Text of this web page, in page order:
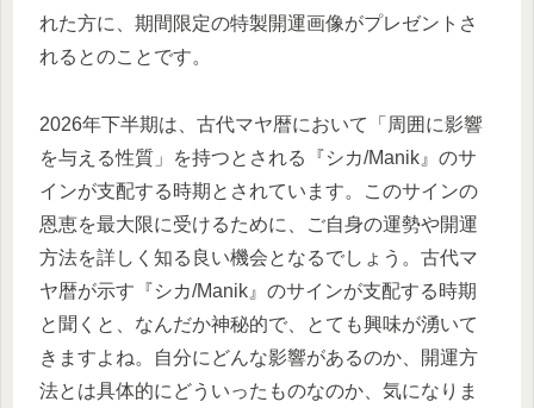
れた方に、期間限定の特製開運画像がプレゼントさ
れるとのことです。
2026年下半期は、古代マヤ暦において「周囲に影響
を与える性質」を持つとされる『シカ/Manik』のサ
インが支配する時期とされています。このサインの
恩恵を最大限に受けるために、ご自身の運勢や開運
方法を詳しく知る良い機会となるでしょう。古代マ
ヤ暦が示す『シカ/Manik』のサインが支配する時期
と聞くと、なんだか神秘的で、とても興味が湧いて
きますよね。自分にどんな影響があるのか、開運方
法とは具体的にどういったものなのか、気になりま